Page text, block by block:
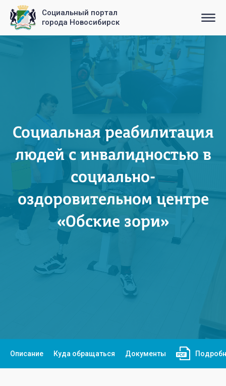
Социальный портал
города Новосибирск
Социальная реабилитация
людей с инвалидностью в
социально-
оздоровительном центре
«Обские зори»
Описание Куда обращаться Документы